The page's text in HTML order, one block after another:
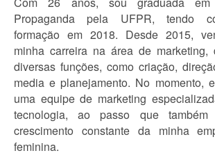
Propaganda pela UFPR, tendo
formação em 2018. Desde 2015,
minha carreira na área de marketing,
diversas funções, como criação,
media e planejamento. No momento,
uma equipe de marketing
tecnologia, ao passo que também
crescimento constante da minha
feminina.